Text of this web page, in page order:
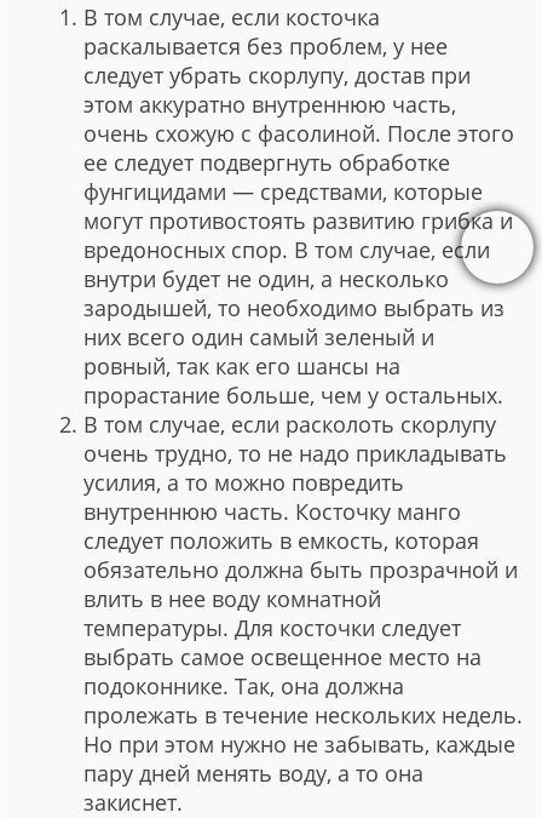
В том случае, если косточка
раскалывается без проблем, у нее
следует убрать скорлупу, достав при
этом аккуратно внутреннюю часть,
очень схожую с фасолиной. После этого
ее следует подвергнуть обработке
фунгицидами ― средствами, которые
могут противостоять развитию грибка и
вредоносных спор. В том случае, если
внутри будет не один, а несколько
зародышей, то необходимо выбрать из
них всего один самый зеленый и
ровный, так как его шансы на
прорастание больше, чем у остальных.
В том случае, если расколоть скорлупу
очень трудно, то не надо прикладывать
усилия, а то можно повредить
внутреннюю часть. Косточку манго
следует положить в емкость, которая
обязательно должна быть прозрачной и
влить в нее воду комнатной
температуры. Для косточки следует
выбрать самое освещенное место на
подоконнике. Так, она должна
пролежать в течение нескольких недель.
Но при этом нужно не забывать, каждые
пару дней менять воду, а то она
закиснет.